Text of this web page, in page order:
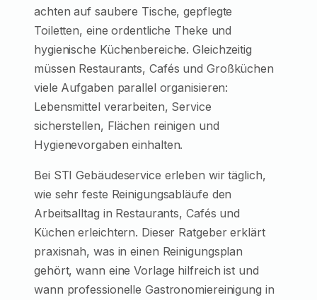
achten auf saubere Tische, gepflegte
Toiletten, eine ordentliche Theke und
hygienische Küchenbereiche. Gleichzeitig
müssen Restaurants, Cafés und Großküchen
viele Aufgaben parallel organisieren:
Lebensmittel verarbeiten, Service
sicherstellen, Flächen reinigen und
Hygienevorgaben einhalten.
Bei STI Gebäudeservice erleben wir täglich,
wie sehr feste Reinigungsabläufe den
Arbeitsalltag in Restaurants, Cafés und
Küchen erleichtern. Dieser Ratgeber erklärt
praxisnah, was in einen Reinigungsplan
gehört, wann eine Vorlage hilfreich ist und
wann professionelle Gastronomiereinigung in